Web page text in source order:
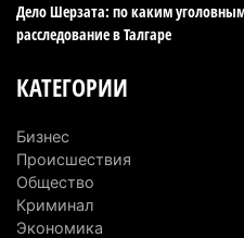
4 августа 2026 г. 20:22
университеты в центры
4 августа 2026 г. 15:11
В Алматинской области
председателя
Дело Шерзата: по каким
расследование в Талгаре
КАТЕГОРИИ
Бизнес
Происшествия
Общество
Криминал
Экономика